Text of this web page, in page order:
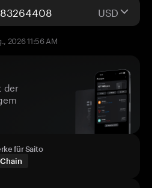
USD
2026 11:56 AM
der
für Saito